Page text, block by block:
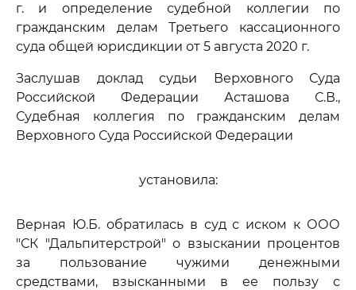
г. и определение судебной коллегии по
гражданским делам Третьего кассационного
суда общей юрисдикции от 5 августа 2020 г.
Заслушав доклад судьи Верховного Суда
Российской Федерации Асташова С.В.,
Судебная коллегия по гражданским делам
Верховного Суда Российской Федерации
установила:
Верная Ю.Б. обратилась в суд с иском к ООО
"СК "Дальпитерстрой" о взыскании процентов
за пользование чужими денежными
средствами, взысканными в ее пользу с